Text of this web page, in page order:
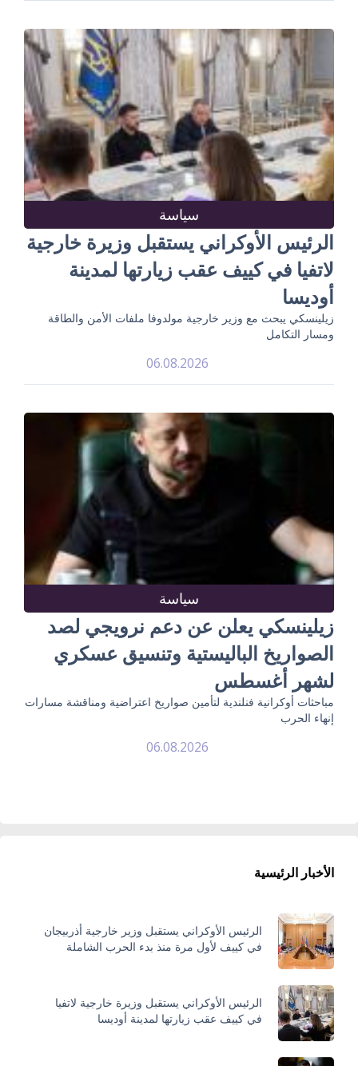
سياسة
الرئيس الأوكراني يستقبل وزيرة خارجية
لاتفيا في كييف عقب زيارتها لمدينة
أوديسا
زيلينسكي يبحث مع وزير خارجية مولدوفا ملفات الأمن والطاقة
ومسار التكامل
06.08.2026
سياسة
زيلينسكي يعلن عن دعم نرويجي لصد
الصواريخ الباليستية وتنسيق عسكري
لشهر أغسطس
مباحثات أوكرانية فنلندية لتأمين صواريخ اعتراضية ومناقشة مسارات
إنهاء الحرب
06.08.2026
الأخبار الرئيسية
الرئيس الأوكراني يستقبل وزير خارجية أذربيجان
في كييف لأول مرة منذ بدء الحرب الشاملة
الرئيس الأوكراني يستقبل وزيرة خارجية لاتفيا
في كييف عقب زيارتها لمدينة أوديسا